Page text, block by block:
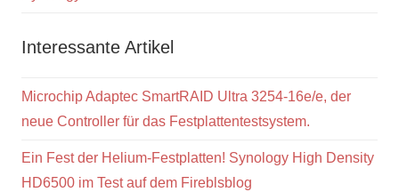
Interessante Artikel
Microchip Adaptec SmartRAID Ultra 3254-16e/e, der
neue Controller für das Festplattentestsystem.
Ein Fest der Helium-Festplatten! Synology High Density
HD6500 im Test auf dem Fireblsblog